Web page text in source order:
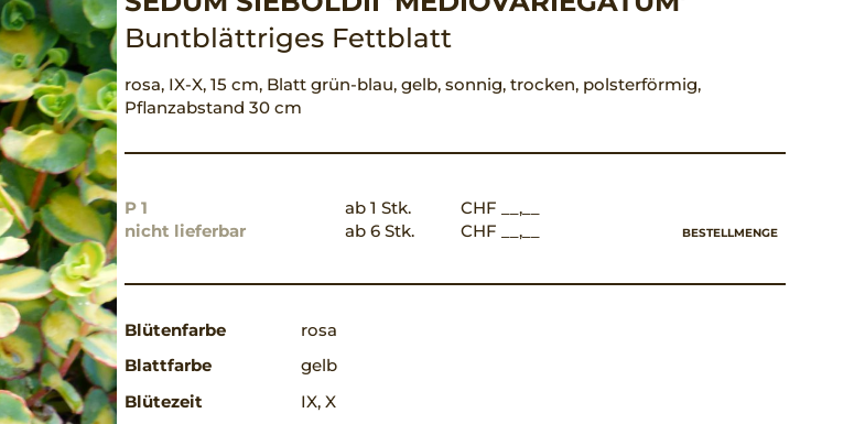
Buntblättriges Fettblatt
rosa, IX-X, 15 cm, Blatt grün-blau, gelb, sonnig, trocken, polsterförmig,
Pflanzabstand 30 cm
P 1
nicht lieferbar
ab 1 Stk.
CHF __,__
ab 6 Stk.
CHF __,__ BESTELLMENGE
Blütenfarbe
rosa
Blattfarbe
gelb
Blütezeit
IX, X